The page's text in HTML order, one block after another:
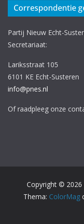
Correspondentie
Partij Nieuw Echt-
Secretariaat:
Lariksstraat 105
6101 KE Echt-Susteren
info@pnes.nl
Of raadpleeg onze
Copyright © 2026
Thema: ColorMag